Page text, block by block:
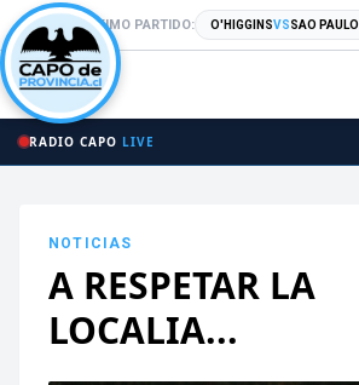
PRÓXIMO PARTIDO: O'HIGGINSVSSAO PAULO
RADIO CAPO LIVE
NOTICIAS
A RESPETAR LA
LOCALIA...